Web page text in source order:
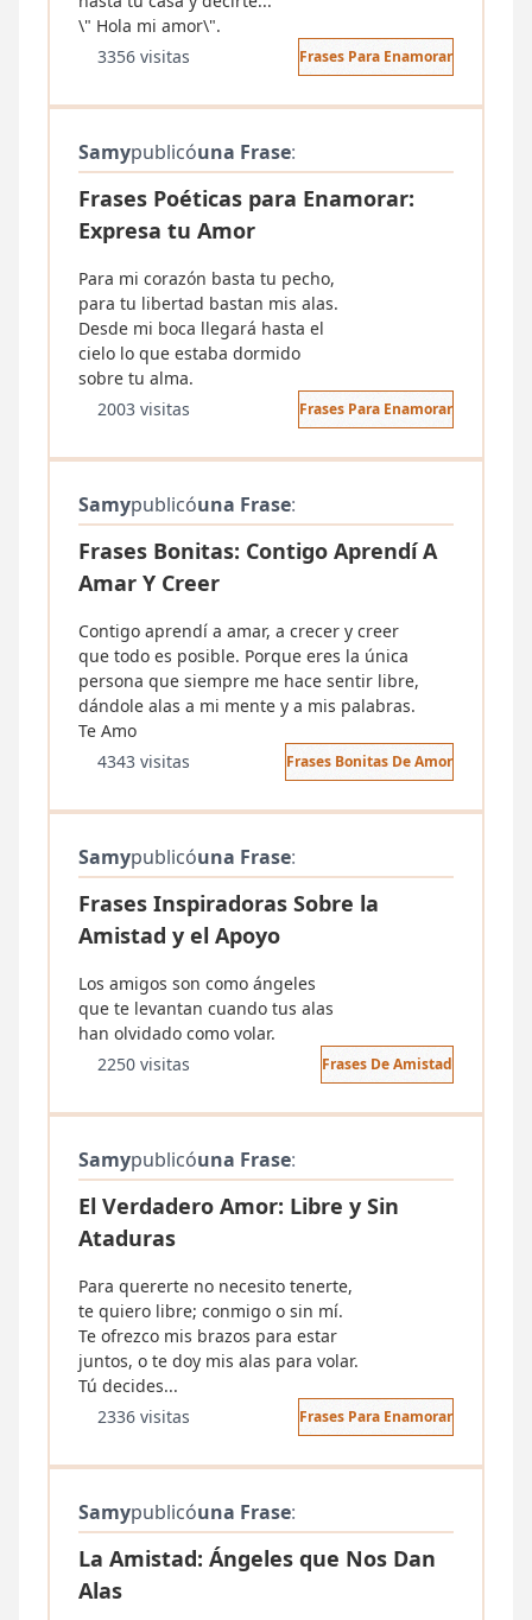
\" Hola mi amor\".
3356 visitas
Frases Para Enamorar
Samypublicóuna Frase:
Frases Poéticas para Enamorar:
Expresa tu Amor
Para mi corazón basta tu pecho,
para tu libertad bastan mis alas.
Desde mi boca llegará hasta el
cielo lo que estaba dormido
sobre tu alma.
2003 visitas
Frases Para Enamorar
Samypublicóuna Frase:
Frases Bonitas: Contigo Aprendí A
Amar Y Creer
Contigo aprendí a amar, a crecer y creer
que todo es posible. Porque eres la única
persona que siempre me hace sentir libre,
dándole alas a mi mente y a mis palabras.
Te Amo
4343 visitas
Frases Bonitas De Amor
Samypublicóuna Frase:
Frases Inspiradoras Sobre la
Amistad y el Apoyo
Los amigos son como ángeles
que te levantan cuando tus alas
han olvidado como volar.
2250 visitas
Frases De Amistad
Samypublicóuna Frase:
El Verdadero Amor: Libre y Sin
Ataduras
Para quererte no necesito tenerte,
te quiero libre; conmigo o sin mí.
Te ofrezco mis brazos para estar
juntos, o te doy mis alas para volar.
Tú decides...
2336 visitas
Frases Para Enamorar
Samypublicóuna Frase:
La Amistad: Ángeles que Nos Dan
Alas